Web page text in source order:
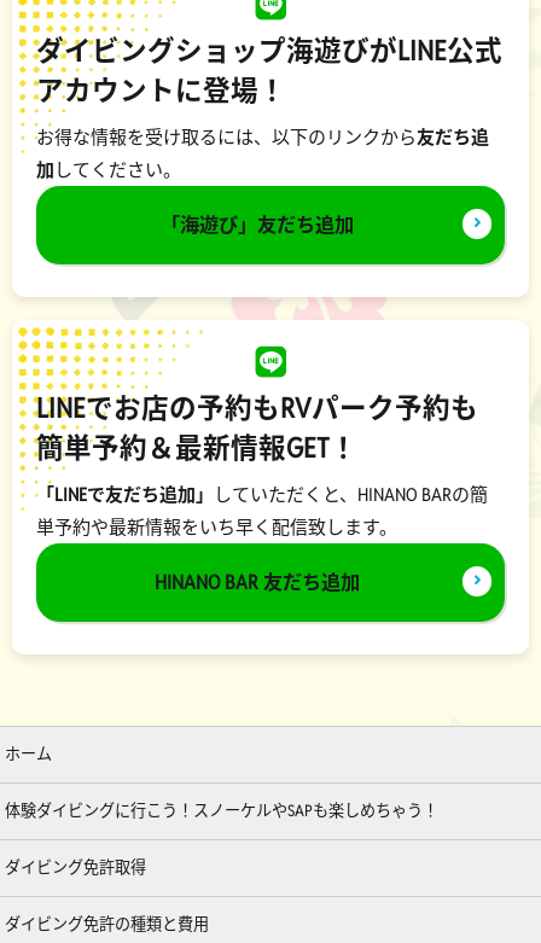
ダイビングショップ海遊びがLINE公式
アカウントに登場！
お得な情報を受け取るには、以下のリンクから友だち追
加 してください。
「海遊び」友だち追加
LINEでお店の予約もRVパーク予約も
簡単予約＆最新情報GET！
「LINEで友だち追加」
していただくと、HINANO BARの簡
単予約や最新情報をいち早く配信致します。
HINANO BAR 友だち追加
ホーム
体験ダイビングに行こう！スノーケルやSAPも楽しめちゃう！
ダイビング免許取得
ダイビング免許の種類と費用